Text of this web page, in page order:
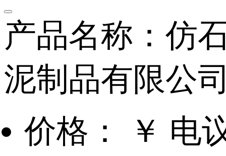
产品名称：仿
泥制品有限公
价格： ￥ 电